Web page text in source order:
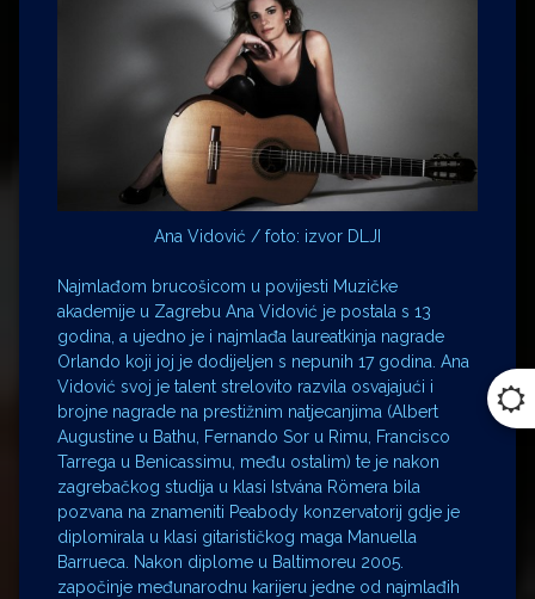
Ana Vidović / foto: izvor DLJI
Najmlađom brucošicom u povijesti Muzičke
akademije u Zagrebu Ana Vidović je postala s 13
godina, a ujedno je i najmlađa laureatkinja nagrade
Orlando koji joj je dodijeljen s nepunih 17 godina. Ana
Vidović svoj je talent strelovito razvila osvajajući i
brojne nagrade na prestižnim natjecanjima (Albert
Augustine u Bathu, Fernando Sor u Rimu, Francisco
Tarrega u Benicassimu, među ostalim) te je nakon
zagrebačkog studija u klasi Istvána Römera bila
pozvana na znameniti Peabody konzervatorij gdje je
diplomirala u klasi gitarističkog maga Manuella
Barrueca. Nakon diplome u Baltimoreu 2005.
započinje međunarodnu karijeru jedne od najmlađih